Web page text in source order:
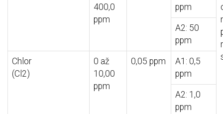
400,0
ppm
ppm
A2: 50
ppm
Chlor
(Cl2)
0 až
10,00
ppm
0,05 ppm
A1: 0,5
ppm
A2: 1,0
ppm